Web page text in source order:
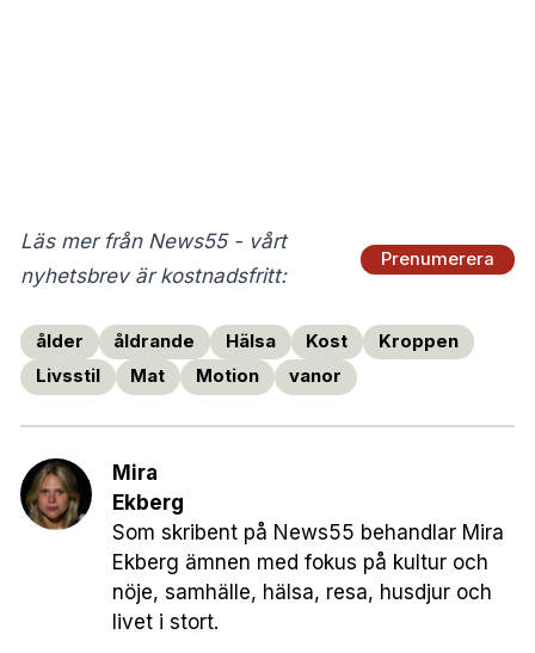
Läs mer från News55 - vårt
nyhetsbrev är kostnadsfritt:
Prenumerera
ålder åldrande Hälsa Kost
Kroppen
Livsstil
Mat Motion vanor
Mira
Ekberg
Som skribent på News55 behandlar Mira
Ekberg ämnen med fokus på kultur och
nöje, samhälle, hälsa, resa, husdjur och
livet i stort.